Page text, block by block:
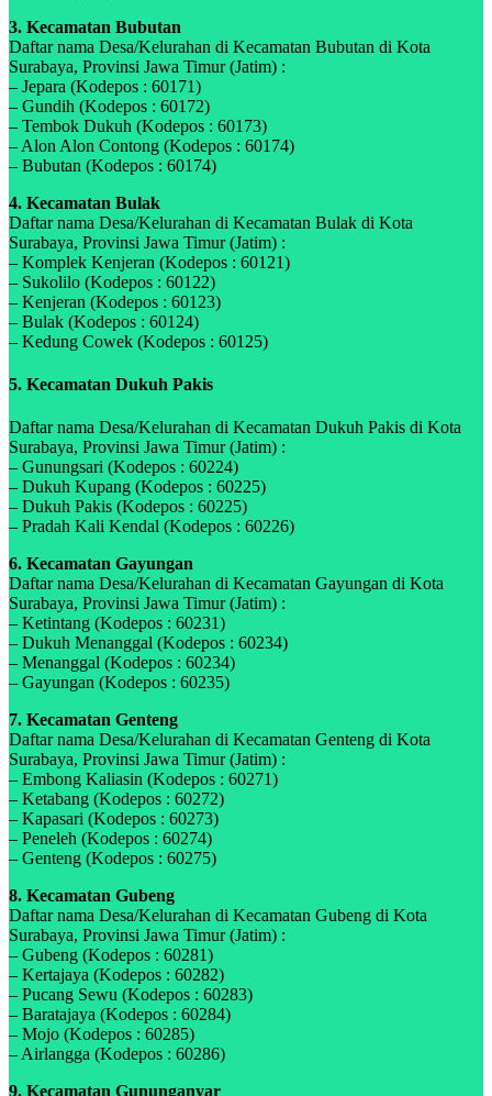
3. Kecamatan Bubutan
Daftar nama Desa/Kelurahan di Kecamatan Bubutan di Kota
Surabaya, Provinsi Jawa Timur (Jatim) :
– Jepara (Kodepos : 60171)
– Gundih (Kodepos : 60172)
– Tembok Dukuh (Kodepos : 60173)
– Alon Alon Contong (Kodepos : 60174)
– Bubutan (Kodepos : 60174)
4. Kecamatan Bulak
Daftar nama Desa/Kelurahan di Kecamatan Bulak di Kota
Surabaya, Provinsi Jawa Timur (Jatim) :
– Komplek Kenjeran (Kodepos : 60121)
– Sukolilo (Kodepos : 60122)
– Kenjeran (Kodepos : 60123)
– Bulak (Kodepos : 60124)
– Kedung Cowek (Kodepos : 60125)
5. Kecamatan Dukuh Pakis
Daftar nama Desa/Kelurahan di Kecamatan Dukuh Pakis di Kota
Surabaya, Provinsi Jawa Timur (Jatim) :
– Gunungsari (Kodepos : 60224)
– Dukuh Kupang (Kodepos : 60225)
– Dukuh Pakis (Kodepos : 60225)
– Pradah Kali Kendal (Kodepos : 60226)
6. Kecamatan Gayungan
Daftar nama Desa/Kelurahan di Kecamatan Gayungan di Kota
Surabaya, Provinsi Jawa Timur (Jatim) :
– Ketintang (Kodepos : 60231)
– Dukuh Menanggal (Kodepos : 60234)
– Menanggal (Kodepos : 60234)
– Gayungan (Kodepos : 60235)
7. Kecamatan Genteng
Daftar nama Desa/Kelurahan di Kecamatan Genteng di Kota
Surabaya, Provinsi Jawa Timur (Jatim) :
– Embong Kaliasin (Kodepos : 60271)
– Ketabang (Kodepos : 60272)
– Kapasari (Kodepos : 60273)
– Peneleh (Kodepos : 60274)
– Genteng (Kodepos : 60275)
8. Kecamatan Gubeng
Daftar nama Desa/Kelurahan di Kecamatan Gubeng di Kota
Surabaya, Provinsi Jawa Timur (Jatim) :
– Gubeng (Kodepos : 60281)
– Kertajaya (Kodepos : 60282)
– Pucang Sewu (Kodepos : 60283)
– Baratajaya (Kodepos : 60284)
– Mojo (Kodepos : 60285)
– Airlangga (Kodepos : 60286)
9. Kecamatan Gununganyar